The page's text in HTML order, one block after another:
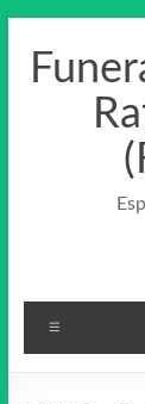
contenido